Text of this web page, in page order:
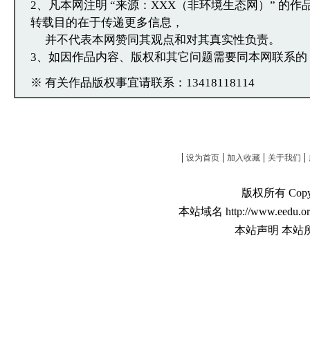
2、凡本网注明 “来源：XXX（非环境生态网）” 的作
转载目的在于传递更多信息，
并不代表本网赞同其观点和对其真实性负责。
3、如因作品内容、版权和其它问题需要同本网联系
※ 有关作品版权事宜请联系：13418118114
| 设为首页| 加入收藏| 关于我们 |
版权所有
本站域名 http://
本站声明 本站